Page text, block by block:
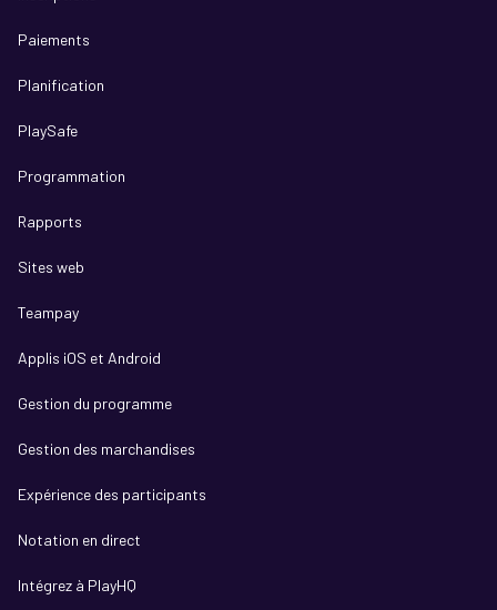
Paiements
Planification
PlaySafe
Programmation
Rapports
Sites web
Teampay
Applis iOS et Android
Gestion du programme
Gestion des marchandises
Expérience des participants
Notation en direct
Intégrez à PlayHQ